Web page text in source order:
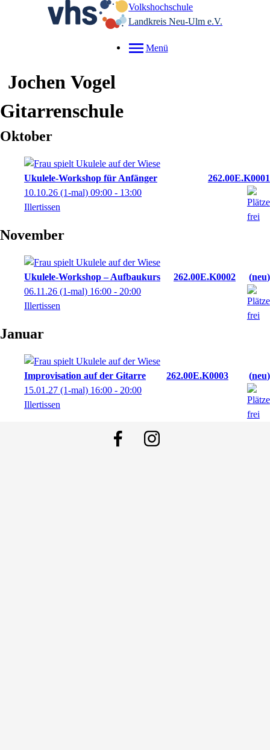
Volkshochschule
Landkreis Neu-Ulm e.V.
Menü
Jochen Vogel
Gitarrenschule
Oktober
Ukulele-Workshop für Anfänger
262.00E.K0001
10.10.26 (1-mal) 09:00 - 13:00
Illertissen
November
Ukulele-Workshop – Aufbaukurs 262.00E.K0002
neu
06.11.26 (1-mal) 16:00 - 20:00
Illertissen
Januar
Improvisation auf der Gitarre 262.00E.K0003
neu
15.01.27 (1-mal) 16:00 - 20:00
Illertissen